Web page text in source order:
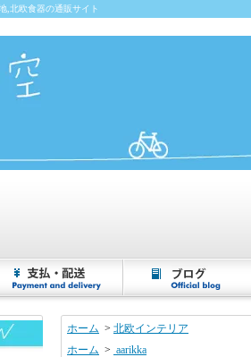
,北欧食器の通販サイト
ホーム > 北欧インテリア
ホーム > aarikka